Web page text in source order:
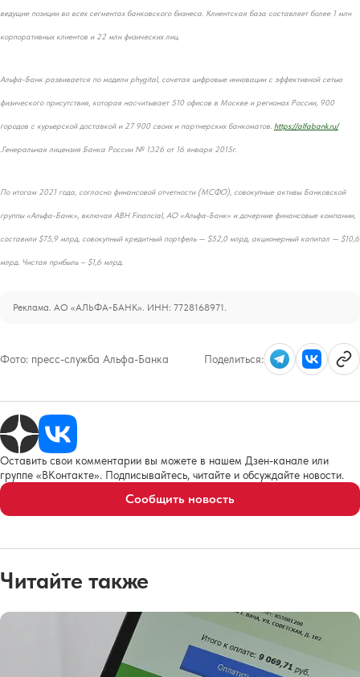
ведущие позиции во всех сегментах банковского бизнеса. Клиентская база составляет более 1 млн
корпоративных клиентов и 22 млн физических лиц.
Альфа-Банк развивается по модели phygital, сочетая цифровые инновации с эффективной сетью
физического присутствия, которая насчитывает 510 офисов в Москве и регионах России, 900
городов с курьерской доставкой и 27 900 своих и партнерских банкоматов. https://alfabank.ru/
.Генеральная лицензия Банка России № 1326 от 16 января 2015г.
По итогам 2021 года, согласно финансовой отчетности (МСФО), совокупные активы Банковской
группы «Альфа-Банк», включая ABH Financial, АО «Альфа-Банк» и дочерние финансовые компании,
составили $75,9 млрд, совокупный кредитный портфель — $52,0 млрд, акционерный капитал — $10,6
млрд. Чистая прибыль – $1,6 млрд.
Реклама. АО «АЛЬФА-БАНК». ИНН: 7728168971.
Фото: пресс-служба Альфа-Банка Поделиться:
Оставить свои комментарии вы можете в нашем Дзен-канале или
группе «ВКонтакте». Подписывайтесь, читайте и обсуждайте новости.
Сообщить новость
Читайте также